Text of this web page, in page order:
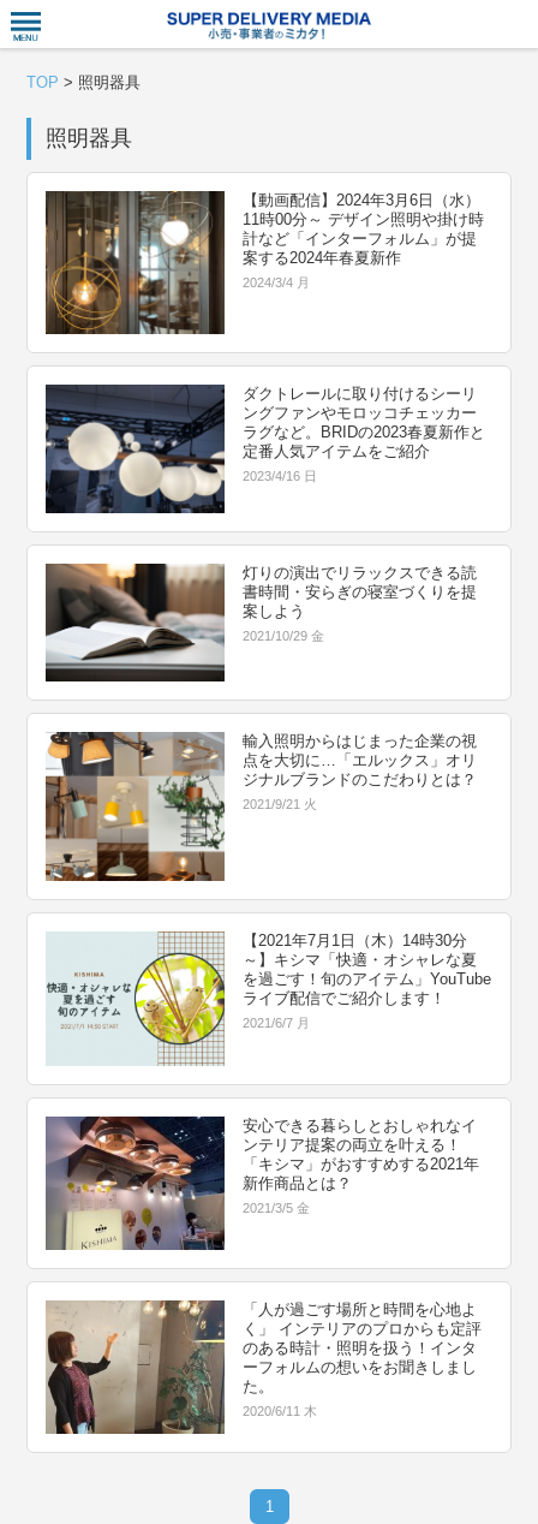
TOP > 照明器具
照明器具
【動画配信】2024年3月6日（水）
11時00分～ デザイン照明や掛け時
計など「インターフォルム」が提
案する2024年春夏新作
2024/3/4 月
ダクトレールに取り付けるシーリ
ングファンやモロッコチェッカー
ラグなど。BRIDの2023春夏新作と
定番人気アイテムをご紹介
2023/4/16 日
灯りの演出でリラックスできる読
書時間・安らぎの寝室づくりを提
案しよう
2021/10/29 金
輸入照明からはじまった企業の視
点を大切に…「エルックス」オリ
ジナルブランドのこだわりとは？
2021/9/21 火
【2021年7月1日（木）14時30分
～】キシマ「快適・オシャレな夏
を過ごす！旬のアイテム」YouTube
ライブ配信でご紹介します！
2021/6/7 月
安心できる暮らしとおしゃれなイ
ンテリア提案の両立を叶える！
「キシマ」がおすすめする2021年
新作商品とは？
2021/3/5 金
「人が過ごす場所と時間を心地よ
く」 インテリアのプロからも定評
のある時計・照明を扱う！インタ
ーフォルムの想いをお聞きしまし
た。
2020/6/11 木
1